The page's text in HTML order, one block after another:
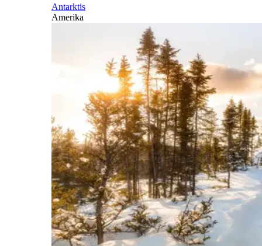
Antarktis
Amerika